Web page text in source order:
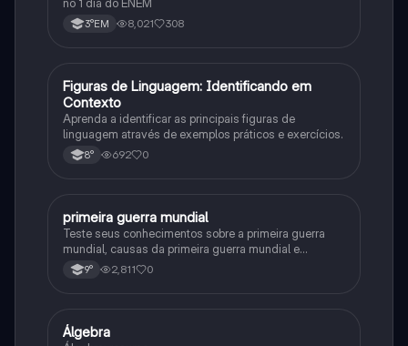
no 1 dia do ENEM
3°EM 8,021 308
FPortuguês
Figuras de Linguagem: Identificando em
Contexto
Aprenda a identificar as principais figuras de
linguagem através de exemplos práticos e exercícios.
8° 692 0
História
primeira guerra mundial
Teste seus conhecimentos sobre a primeira guerra
mundial, causas da primeira guerra mundial e
consequências da Primeira Guerra Mundial, fases da
primeira guerra mundial
9° 2,811 0
Matematica
Álgebra